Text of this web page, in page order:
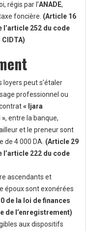
régis par l’ANADE,
foncière. (Article 16
l’article 252 du code
loyers peut s’étaler
professionnel ou
« Ijara
», entre la banque,
et le preneur sont
de 4 000 DA. (Article 29
l’article 222 du code
ascendants et
époux sont exonérées
de la loi de finances
de l’enregistrement)
aux dispositifs